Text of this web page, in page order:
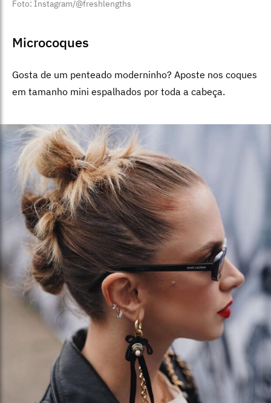
Foto: Instagram/@freshlengths
Microcoques
Gosta de um penteado moderninho? Aposte nos coques
em tamanho mini espalhados por toda a cabeça.